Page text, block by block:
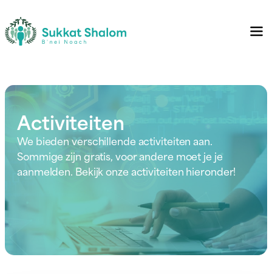
Activiteiten
We bieden verschillende activiteiten aan.
Sommige zijn gratis, voor andere moet je je
aanmelden. Bekijk onze activiteiten hieronder!